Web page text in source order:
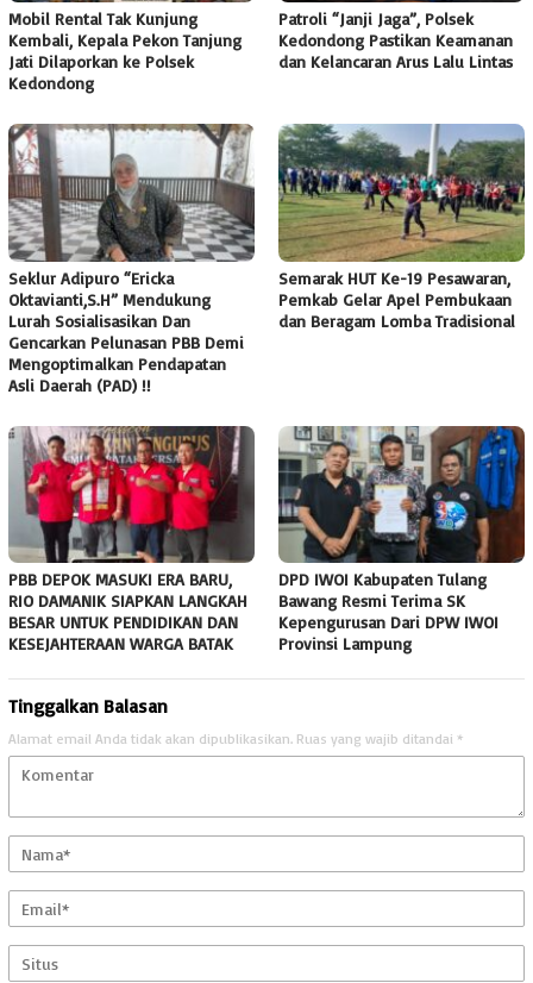
Mobil Rental Tak Kunjung
Kembali, Kepala Pekon Tanjung
Jati Dilaporkan ke Polsek
Kedondong
Patroli “Janji Jaga”, Polsek
Kedondong Pastikan Keamanan
dan Kelancaran Arus Lalu Lintas
Seklur Adipuro “Ericka
Oktavianti,S.H” Mendukung
Lurah Sosialisasikan Dan
Gencarkan Pelunasan PBB Demi
Mengoptimalkan Pendapatan
Asli Daerah (PAD) !!
Semarak HUT Ke-19 Pesawaran,
Pemkab Gelar Apel Pembukaan
dan Beragam Lomba Tradisional
PBB DEPOK MASUKI ERA BARU,
RIO DAMANIK SIAPKAN LANGKAH
BESAR UNTUK PENDIDIKAN DAN
KESEJAHTERAAN WARGA BATAK
DPD IWOI Kabupaten Tulang
Bawang Resmi Terima SK
Kepengurusan Dari DPW IWOI
Provinsi Lampung ‎
Tinggalkan Balasan
Alamat email Anda tidak akan dipublikasikan. Ruas yang wajib ditandai *